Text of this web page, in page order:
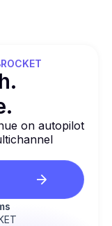
on autopilot